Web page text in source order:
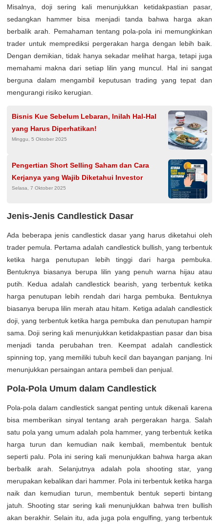
Misalnya, doji sering kali menunjukkan ketidakpastian pasar,
sedangkan hammer bisa menjadi tanda bahwa harga akan
berbalik arah. Pemahaman tentang pola-pola ini memungkinkan
trader untuk memprediksi pergerakan harga dengan lebih baik.
Dengan demikian, tidak hanya sekadar melihat harga, tetapi juga
memahami makna dari setiap lilin yang muncul. Hal ini sangat
berguna dalam mengambil keputusan trading yang tepat dan
mengurangi risiko kerugian.
Bisnis Kue Sebelum Lebaran, Inilah Hal-Hal
yang Harus Diperhatikan!
Minggu, 5 Oktober 2025
Pengertian Short Selling Saham dan Cara
Kerjanya yang Wajib Diketahui Investor
Selasa, 7 Oktober 2025
Jenis-Jenis Candlestick Dasar
Ada beberapa jenis candlestick dasar yang harus diketahui oleh
trader pemula. Pertama adalah candlestick bullish, yang terbentuk
ketika harga penutupan lebih tinggi dari harga pembuka.
Bentuknya biasanya berupa lilin yang penuh warna hijau atau
putih. Kedua adalah candlestick bearish, yang terbentuk ketika
harga penutupan lebih rendah dari harga pembuka. Bentuknya
biasanya berupa lilin merah atau hitam. Ketiga adalah candlestick
doji, yang terbentuk ketika harga pembuka dan penutupan hampir
sama. Doji sering kali menunjukkan ketidakpastian pasar dan bisa
menjadi tanda perubahan tren. Keempat adalah candlestick
spinning top, yang memiliki tubuh kecil dan bayangan panjang. Ini
menunjukkan persaingan antara pembeli dan penjual.
Pola-Pola Umum dalam Candlestick
Pola-pola dalam candlestick sangat penting untuk dikenali karena
bisa memberikan sinyal tentang arah pergerakan harga. Salah
satu pola yang umum adalah pola hammer, yang terbentuk ketika
harga turun dan kemudian naik kembali, membentuk bentuk
seperti palu. Pola ini sering kali menunjukkan bahwa harga akan
berbalik arah. Selanjutnya adalah pola shooting star, yang
merupakan kebalikan dari hammer. Pola ini terbentuk ketika harga
naik dan kemudian turun, membentuk bentuk seperti bintang
jatuh. Shooting star sering kali menunjukkan bahwa tren bullish
akan berakhir. Selain itu, ada juga pola engulfing, yang terbentuk